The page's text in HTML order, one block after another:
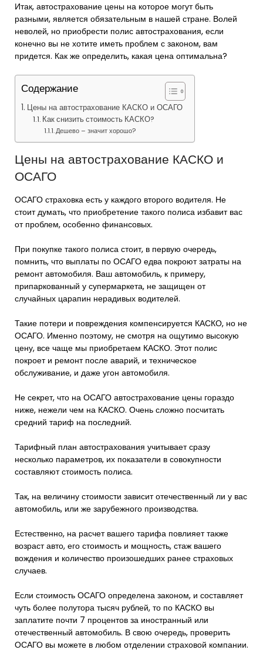
Итак, автострахование цены на которое могут быть
разными, является обязательным в нашей стране. Волей
неволей, но приобрести полис автострахования, если
конечно вы не хотите иметь проблем с законом, вам
придется. Как же определить, какая цена оптимальна?
Содержание
Цены на автострахование КАСКО и ОСАГО
Как снизить стоимость КАСКО?
Дешево – значит хорошо?
Цены на автострахование КАСКО и
ОСАГО
ОСАГО страховка есть у каждого второго водителя. Не
стоит думать, что приобретение такого полиса избавит вас
от проблем, особенно финансовых.
При покупке такого полиса стоит, в первую очередь,
помнить, что выплаты по ОСАГО едва покроют затраты на
ремонт автомобиля. Ваш автомобиль, к примеру,
припаркованный у супермаркета, не защищен от
случайных царапин нерадивых водителей.
Такие потери и повреждения компенсируется КАСКО, но не
ОСАГО. Именно поэтому, не смотря на ощутимо высокую
цену, все чаще мы приобретаем КАСКО. Этот полис
покроет и ремонт после аварий, и техническое
обслуживание, и даже угон автомобиля.
Не секрет, что на ОСАГО автострахование цены гораздо
ниже, нежели чем на КАСКО. Очень сложно посчитать
средний тариф на последний.
Тарифный план автострахования учитывает сразу
несколько параметров, их показатели в совокупности
составляют стоимость полиса.
Так, на величину стоимости зависит отечественный ли у вас
автомобиль, или же зарубежного производства.
Естественно, на расчет вашего тарифа повлияет также
возраст авто, его стоимость и мощность, стаж вашего
вождения и количество произошедших ранее страховых
случаев.
Если стоимость ОСАГО определена законом, и составляет
чуть более полутора тысяч рублей, то по КАСКО вы
заплатите почти 7 процентов за иностранный или
отечественный автомобиль. В свою очередь, проверить
ОСАГО вы можете в любом отделении страховой компании.